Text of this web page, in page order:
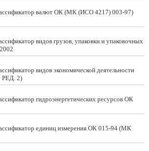
валют ОК (МК (ИСО 4217) 003-97)
видов грузов, упаковки и упаковочных
видов экономической деятельности
2)
гидроэнергетических ресурсов ОК
единиц измерения ОК 015-94 (МК